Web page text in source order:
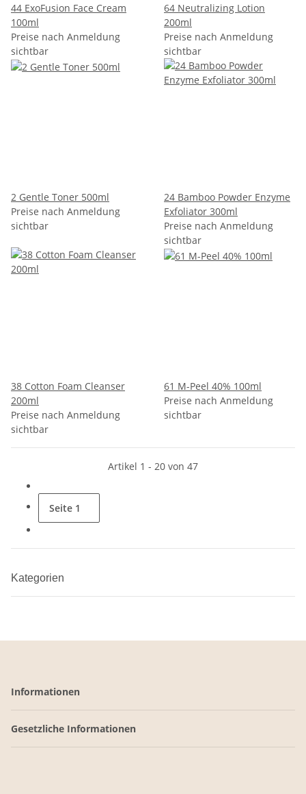
44 ExoFusion Face Cream
100ml
Preise nach Anmeldung
sichtbar
64 Neutralizing Lotion
200ml
Preise nach Anmeldung
sichtbar
2 Gentle Toner 500ml
Preise nach Anmeldung
sichtbar
24 Bamboo Powder Enzyme
Exfoliator 300ml
Preise nach Anmeldung
sichtbar
38 Cotton Foam Cleanser
200ml
Preise nach Anmeldung
sichtbar
61 M-Peel 40% 100ml
Preise nach Anmeldung
sichtbar
Artikel 1 - 20 von 47
Seite 1
Kategorien
Informationen
Gesetzliche Informationen